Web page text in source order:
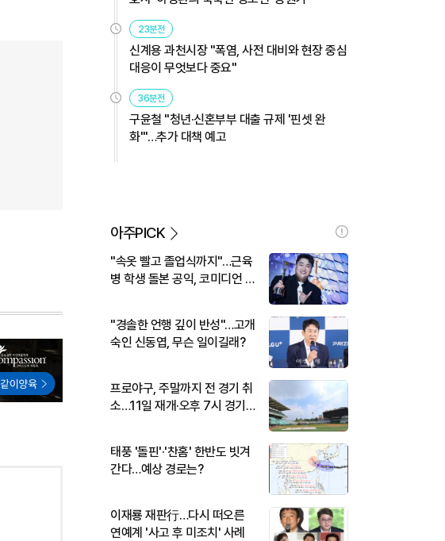
23분전
신계용 과천시장 "폭염, 사전 대비와 현장 중심
대응이 무엇보다 중요"
36분전
구윤철 "청년·신혼부부 대출 규제 '핀셋 완
화'"…추가 대책 예고
아주PICK
"속옷 빨고 졸업식까지"…근육
병 학생 돌본 공익, 코미디언 김
"경솔한 언행 깊이 반성"…고개
숙인 신동엽, 무슨 일이길래?
프로야구, 주말까지 전 경기 취
소…11일 재개·오후 7시 경기
태풍 '돌핀'·'찬홈' 한반도 빗겨
간다…예상 경로는?
이재룡 재판行…다시 떠오른
연예계 '사고 후 미조치' 사례